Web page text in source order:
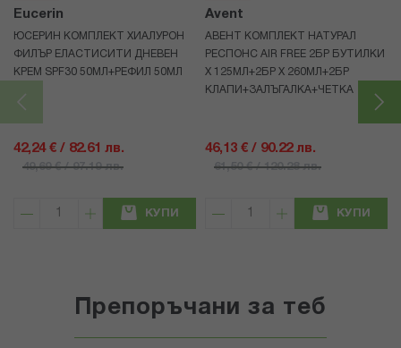
Eucerin
ЮСЕРИН КОМПЛЕКТ ХИАЛУРОН
ФИЛЪР ЕЛАСТИСИТИ ДНЕВЕН
КРЕМ SPF30 50МЛ+РЕФИЛ 50МЛ
42,24 € / 82.61 лв.
49,69 € / 97.19 лв.
КУПИ
Avent
АВЕНТ КОМПЛЕКТ НАТУРАЛ
РЕСПОНС AIR FREE 2БР БУТИЛКИ
Х 125МЛ+2БР Х 260МЛ+2БР
КЛАПИ+ЗАЛЪГАЛКА+ЧЕТКА
46,13 € / 90.22 лв.
61,50 € / 120.28 лв.
КУПИ
Препоръчани за теб